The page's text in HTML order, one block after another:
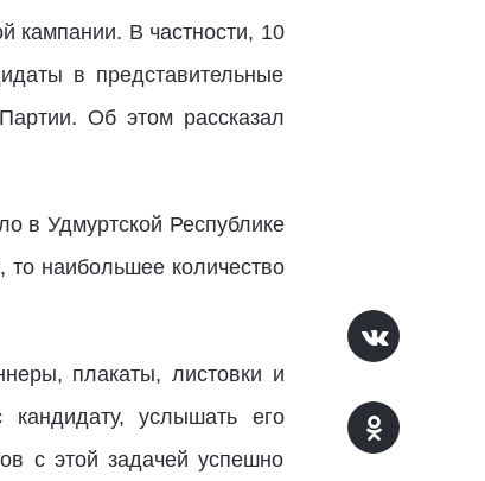
кампании. В частности, 10
в представительные
Об этом рассказал
в Удмуртской Республике
то наибольшее количество
плакаты, листовки и
услышать его
с этой задачей успешно